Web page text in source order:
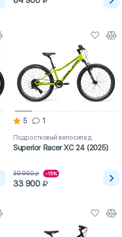
5 1
Подростковый велосипед
Superior Racer XC 24 (2025)
39 900 -15%
33 900